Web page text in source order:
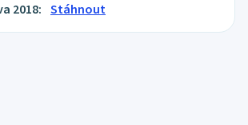
2018: Stáhnout